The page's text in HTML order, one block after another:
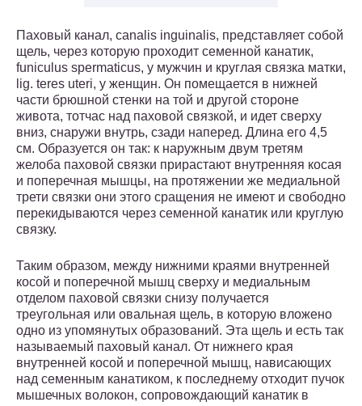
Паховый канал, canalis inguinalis, представляет собой
щель, через которую проходит семенной канатик,
funiculus spermaticus, у мужчин и круглая связка матки,
lig. teres uteri, у женщин. Он помещается в нижней
части брюшной стенки на той и другой стороне
живота, тотчас над паховой связкой, и идет сверху
вниз, снаружи внутрь, сзади наперед. Длина его 4,5
см. Образуется он так: к наружным двум третям
желоба паховой связки прирастают внутренняя косая
и поперечная мышцы, на протяжении же медиальной
трети связки они этого сращения не имеют и свободно
перекидываются через семенной канатик или круглую
связку.
Таким образом, между нижними краями внутренней
косой и поперечной мышц сверху и медиальным
отделом паховой связки снизу получается
треугольная или овальная щель, в которую вложено
одно из упомянутых образований. Эта щель и есть так
называемый паховый канал. От нижнего края
внутренней косой и поперечной мышц, нависающих
над семенным канатиком, к последнему отходит пучок
мышечных волокон, сопровождающий канатик в